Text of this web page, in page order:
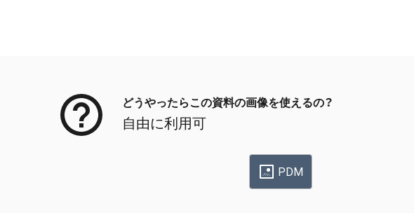
どうやったらこの資料の画像を使えるの？
自由に利用可
PDM